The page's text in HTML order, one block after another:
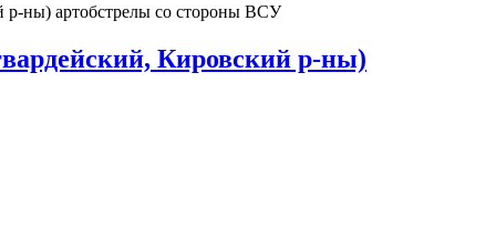
р-ны) артобстрелы со стороны ВСУ
Кировский р-ны)